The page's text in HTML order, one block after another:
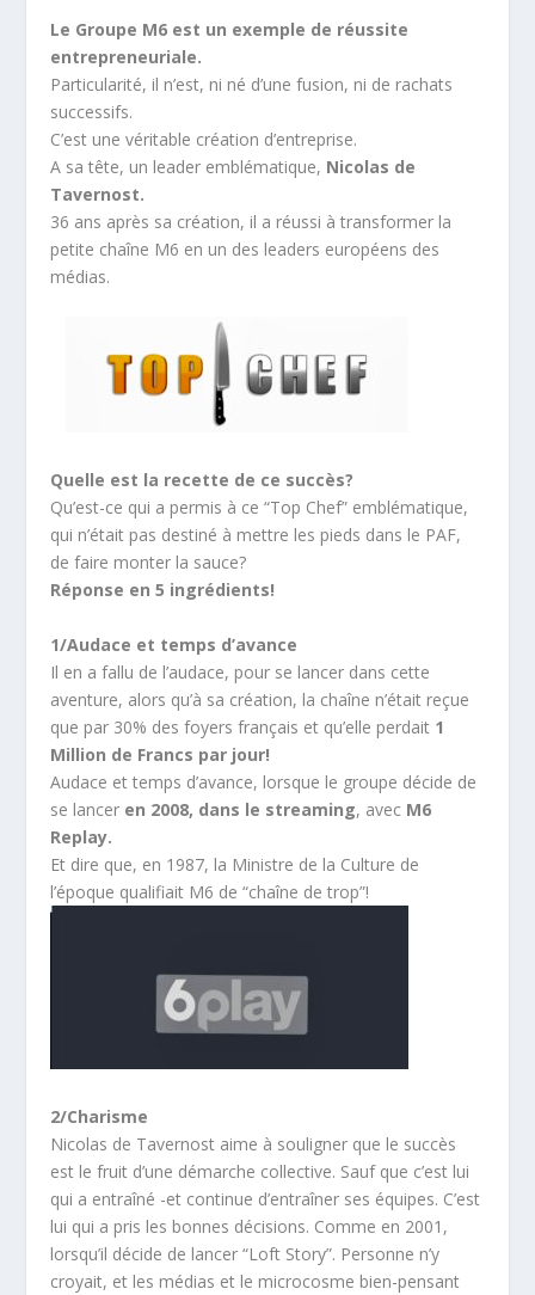
Le Groupe M6 est un exemple de réussite
entrepreneuriale.
Particularité, il n’est, ni né d’une fusion, ni de rachats
successifs.
C’est une véritable création d’entreprise.
A sa tête, un leader emblématique, Nicolas de
Tavernost.
36 ans après sa création, il a réussi à transformer la
petite chaîne M6 en un des leaders européens des
médias.
Quelle est la recette de ce succès?
Qu’est-ce qui a permis à ce “Top Chef” emblématique,
qui n’était pas destiné à mettre les pieds dans le PAF,
de faire monter la sauce?
Réponse en 5 ingrédients!
1/Audace et temps d’avance
Il en a fallu de l’audace, pour se lancer dans cette
aventure, alors qu’à sa création, la chaîne n’était reçue
que par 30% des foyers français et qu’elle perdait 1
Million de Francs par jour!
Audace et temps d’avance, lorsque le groupe décide de
se lancer en 2008, dans le streaming, avec M6
Replay.
Et dire que, en 1987, la Ministre de la Culture de
l’époque qualifiait M6 de “chaîne de trop”!
2/Charisme
Nicolas de Tavernost aime à souligner que le succès
est le fruit d’une démarche collective. Sauf que c’est lui
qui a entraîné -et continue d’entraîner ses équipes. C’est
lui qui a pris les bonnes décisions. Comme en 2001,
lorsqu’il décide de lancer “Loft Story”. Personne n’y
croyait, et les médias et le microcosme bien-pensant